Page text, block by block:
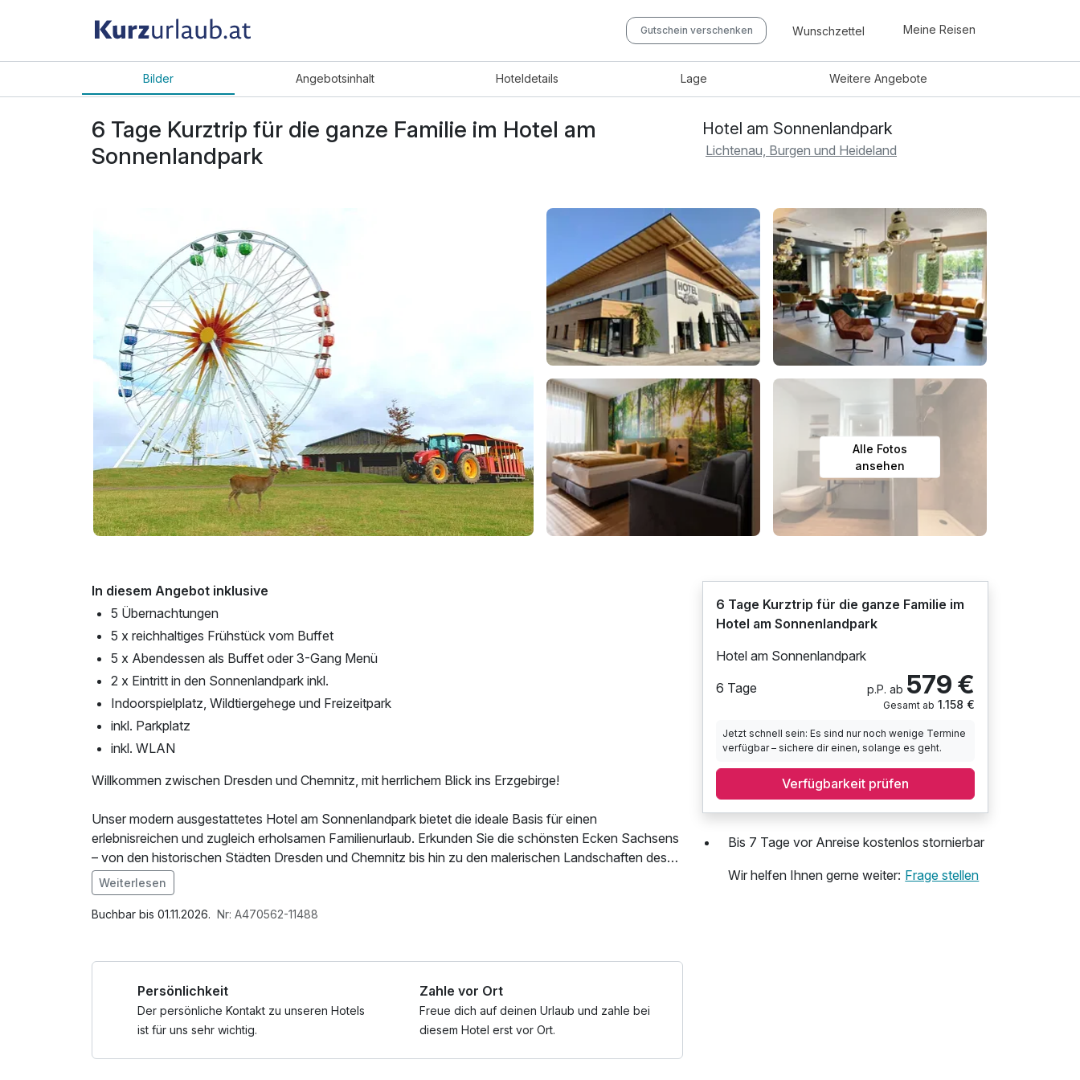
Gutschein verschenken Wunschzettel Meine Reisen
Bilder Angebotsinhalt Hoteldetails Lage WeitereAngebote
6 Tage Kurztrip für die ganze Familie im Hotel am
Sonnenlandpark
Hotel am Sonnenlandpark
Lichtenau, Burgen und Heideland
Alle Fotos
ansehen
In diesem Angebot inklusive
5 Übernachtungen
5 x reichhaltiges Frühstück vom Buffet
5 x Abendessen als Buffet oder 3-Gang Menü
2 x Eintritt in den Sonnenlandpark inkl.
Indoorspielplatz, Wildtiergehege und Freizeitpark
inkl. Parkplatz
inkl. WLAN
Willkommen zwischen Dresden und Chemnitz, mit herrlichem Blick ins Erzgebirge!
Unser modern ausgestattetes Hotel am Sonnenlandpark bietet die ideale Basis für einen
erlebnisreichen und zugleich erholsamen Familienurlaub. Erkunden Sie die schönsten Ecken Sachsens
– von den historischen Städten Dresden und Chemnitz bis hin zu den malerischen Landschaften des
Erzgebirges.
Mit dem 2-Tagesticket für den Sonnenlandpark beginnen Sie Ihre Reise voller Spaß und Abenteuer:
austoben.
Die übrigen Tage bieten zahlreiche Möglichkeiten, um Ihre Auszeit ganz nach Ihren Wünschen zu
Im Angebot enthalten
Parkplatz, W-LAN Nutzung / Internetnutzung
Weiterlesen
Buchbar bis 01.11.2026. Nr: A470562-11488
Persönlichkeit
Der persönliche Kontakt zu unseren Hotels
ist für uns sehr wichtig.
Zahle vor Ort
Freue dich auf deinen Urlaub und zahle bei
diesem Hotel erst vor Ort.
6 Tage Kurztrip für die ganze Familie im
Hotel am Sonnenlandpark
Hotel am Sonnenlandpark
6 Tage
p.P. ab 579 €
Gesamt ab 1.158 €
Jetzt schnell sein: Es sind nur noch wenige Termine
verfügbar – sichere dir einen, solange es geht.
Verfügbarkeit prüfen
Bis 7 Tage vor Anreise kostenlos stornierbar
Wir helfen Ihnen gerne weiter: Frage stellen